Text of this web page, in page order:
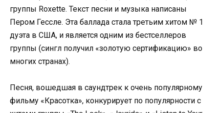
группы Roxette. Текст песни и музыка написаны
Пером Гессле. Эта баллада стала третьим хитом № 1
дуэта в США, и является одним из бестселлеров
группы (сингл получил «золотую сертификацию» во
многих странах).
Песня, вошедшая в саундтрек к очень популярному
фильму «Красотка», конкурирует по популярности с